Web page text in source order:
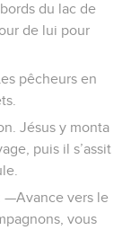
du lac de
de lui pour
pêcheurs en
Jésus y monta
puis il s’assit
—Avance vers le
vous